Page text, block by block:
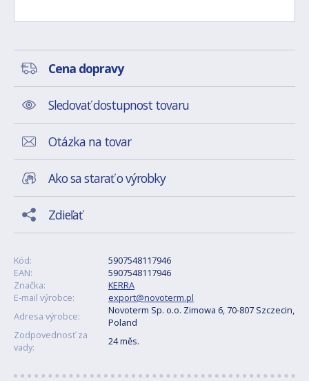
Cena dopravy
Sledovať dostupnost tovaru
Otázka na tovar
Ako sa starať o výrobky
Zdieľať
Kód:
5907548117946
EAN:
5907548117946
Značka:
KERRA
E-mail výrobce:
export@novoterm.pl
Adresa výrobce:
Novoterm Sp. o.o. Zimowa 6, 70-807 Szczecin,
Poland
Zodpovednosť za
vady:
24 měs.